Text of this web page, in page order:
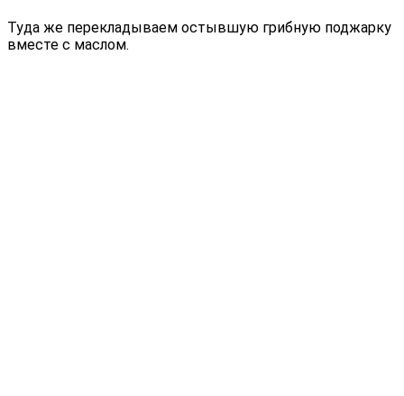
Туда же перекладываем остывшую грибную поджарку
вместе с маслом.